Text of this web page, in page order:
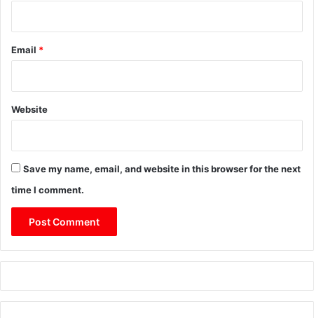
Email *
Website
Save my name, email, and website in this browser for the next
time I comment.